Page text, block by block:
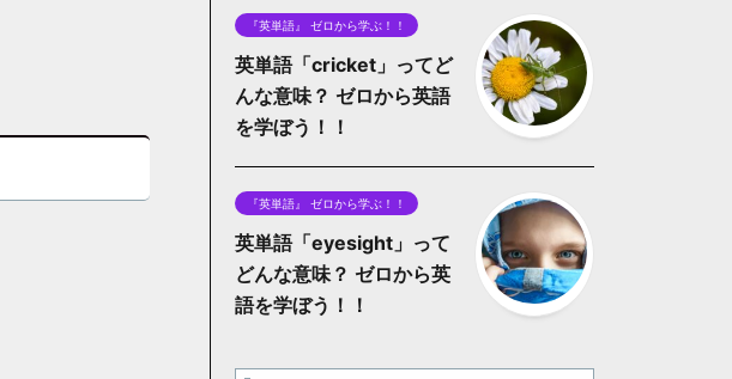
『英単語』 ゼロから学ぶ！！
英単語「cricket」ってど
んな意味？ ゼロから英語
を学ぼう！！
『英単語』 ゼロから学ぶ！！
英単語「eyesight」って
どんな意味？ ゼロから英
語を学ぼう！！